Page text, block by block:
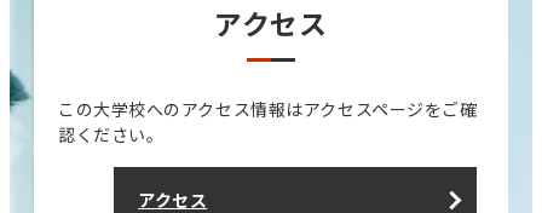
アクセス
この大学校へのアクセス情報はアクセスページをご確
認ください。
アクセス